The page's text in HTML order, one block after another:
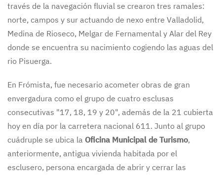
través de la navegación fluvial se crearon tres ramales:
norte, campos y sur actuando de nexo entre Valladolid,
Medina de Rioseco, Melgar de Fernamental y Alar del Rey
donde se encuentra su nacimiento cogiendo las aguas del
rio Pisuerga.
En Frómista, fue necesario acometer obras de gran
envergadura como el grupo de cuatro esclusas
consecutivas "17, 18, 19 y 20", además de la 21 cubierta
hoy en día por la carretera nacional 611. Junto al grupo
cuádruple se ubica la Oficina Municipal de Turismo,
anteriormente, antigua vivienda habitada por el
esclusero, persona encargada de abrir y cerrar las